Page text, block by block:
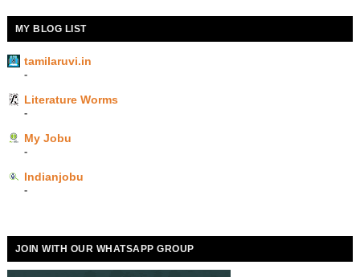
MY BLOG LIST
tamilaruvi.in
-
Literature Worms
-
My Jobu
-
Indianjobu
-
JOIN WITH OUR WHATSAPP GROUP